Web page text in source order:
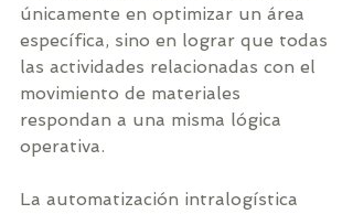
únicamente en optimizar un área
específica, sino en lograr que todas
las actividades relacionadas con el
movimiento de materiales
respondan a una misma lógica
operativa.
La automatización intralogística